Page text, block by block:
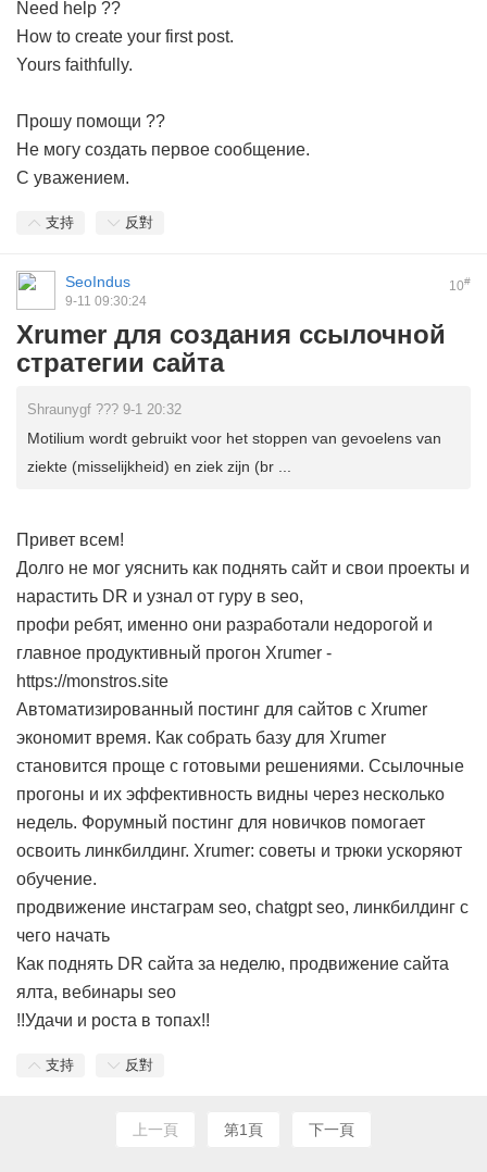
Need help ??
How to create your first post.
Yours faithfully.
Прошу помощи ??
Не могу создать первое сообщение.
С уважением.
支持 反對
10#
SeoIndus
9-11 09:30:24
Xrumer для создания ссылочной
стратегии сайта
Shraunygf ??? 9-1 20:32
Motilium wordt gebruikt voor het stoppen van gevoelens van
ziekte (misselijkheid) en ziek zijn (br ...
Привет всем!
Долго не мог уяснить как поднять сайт и свои проекты и
нарастить DR и узнал от гуру в seo,
профи ребят, именно они разработали недорогой и
главное продуктивный прогон Xrumer -
https://monstros.site
Автоматизированный постинг для сайтов с Xrumer
экономит время. Как собрать базу для Xrumer
становится проще с готовыми решениями. Ссылочные
прогоны и их эффективность видны через несколько
недель. Форумный постинг для новичков помогает
освоить линкбилдинг. Xrumer: советы и трюки ускоряют
обучение.
продвижение инстаграм seo, chatgpt seo, линкбилдинг с
чего начать
Как поднять DR сайта за неделю, продвижение сайта
ялта, вебинары seo
!!Удачи и роста в топах!!
支持 反對
上一頁 第1頁 下一頁